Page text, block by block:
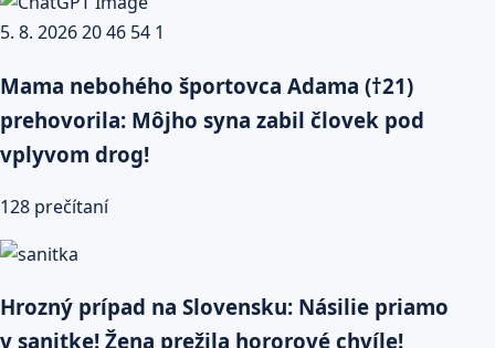
Mama nebohého športovca Adama (†21)
prehovorila: Môjho syna zabil človek pod
vplyvom drog!
128 prečítaní
Hrozný prípad na Slovensku: Násilie priamo
v sanitke! Žena prežila hororové chvíle!